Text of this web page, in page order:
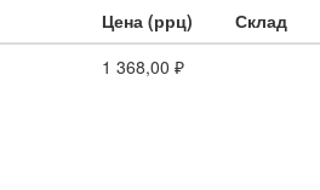
Цена (ррц) Склад
1 368,00 ₽